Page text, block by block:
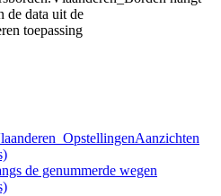
de data uit de
toepassing
de genummerde wegen